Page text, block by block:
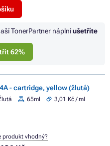
TonerPartner náplníušetříte
62%
- cartridge, yellow (žlutá)
65ml
3,01 Kč / ml
produkt vhodný?